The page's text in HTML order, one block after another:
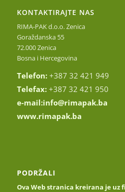
KONTAKTIRAJTE NAS
RIMA-PAK d.o.o. Zenica
Goraždanska 55
72.000 Zenica
Bosna i Hercegovina
Telefon: +387 32 421 949
Telefax: +387 32 421 950
e-mail:info@rimapak.ba
www.rimapak.ba
PODRŽALI
Ova Web stranica kreirana je uz